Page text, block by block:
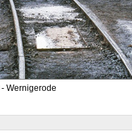
Wernigerode